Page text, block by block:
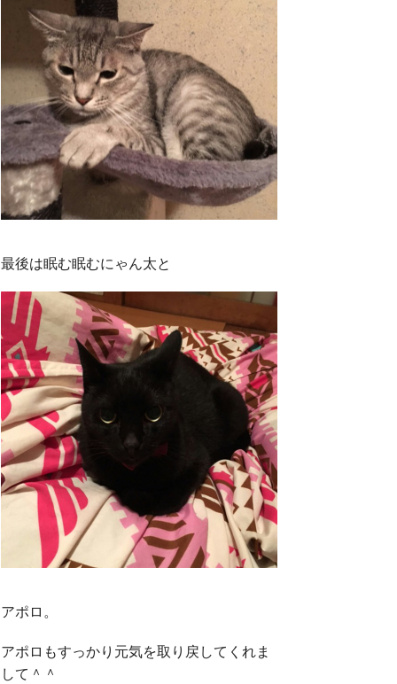
最後は眠む眠むにゃん太と
アポロ。
アポロもすっかり元気を取り戻してくれま
して＾＾